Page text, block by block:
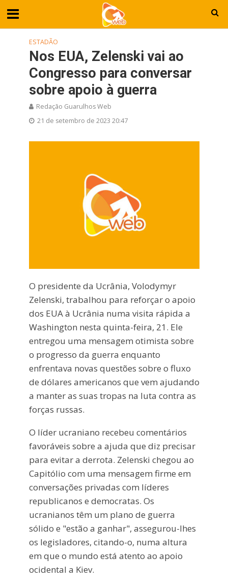
ESTADÃO
Nos EUA, Zelenski vai ao
Congresso para conversar
sobre apoio à guerra
Redação Guarulhos Web
21 de setembro de 2023 20:47
O presidente da Ucrânia, Volodymyr
Zelenski, trabalhou para reforçar o apoio
dos EUA à Ucrânia numa visita rápida a
Washington nesta quinta-feira, 21. Ele
entregou uma mensagem otimista sobre
o progresso da guerra enquanto
enfrentava novas questões sobre o fluxo
de dólares americanos que vem ajudando
a manter as suas tropas na luta contra as
forças russas.
O líder ucraniano recebeu comentários
favoráveis sobre a ajuda que diz precisar
para evitar a derrota. Zelenski chegou ao
Capitólio com uma mensagem firme em
conversações privadas com líderes
republicanos e democratas. Os
ucranianos têm um plano de guerra
sólido e "estão a ganhar", assegurou-lhes
os legisladores, citando-o, numa altura
em que o mundo está atento ao apoio
ocidental a Kiev.